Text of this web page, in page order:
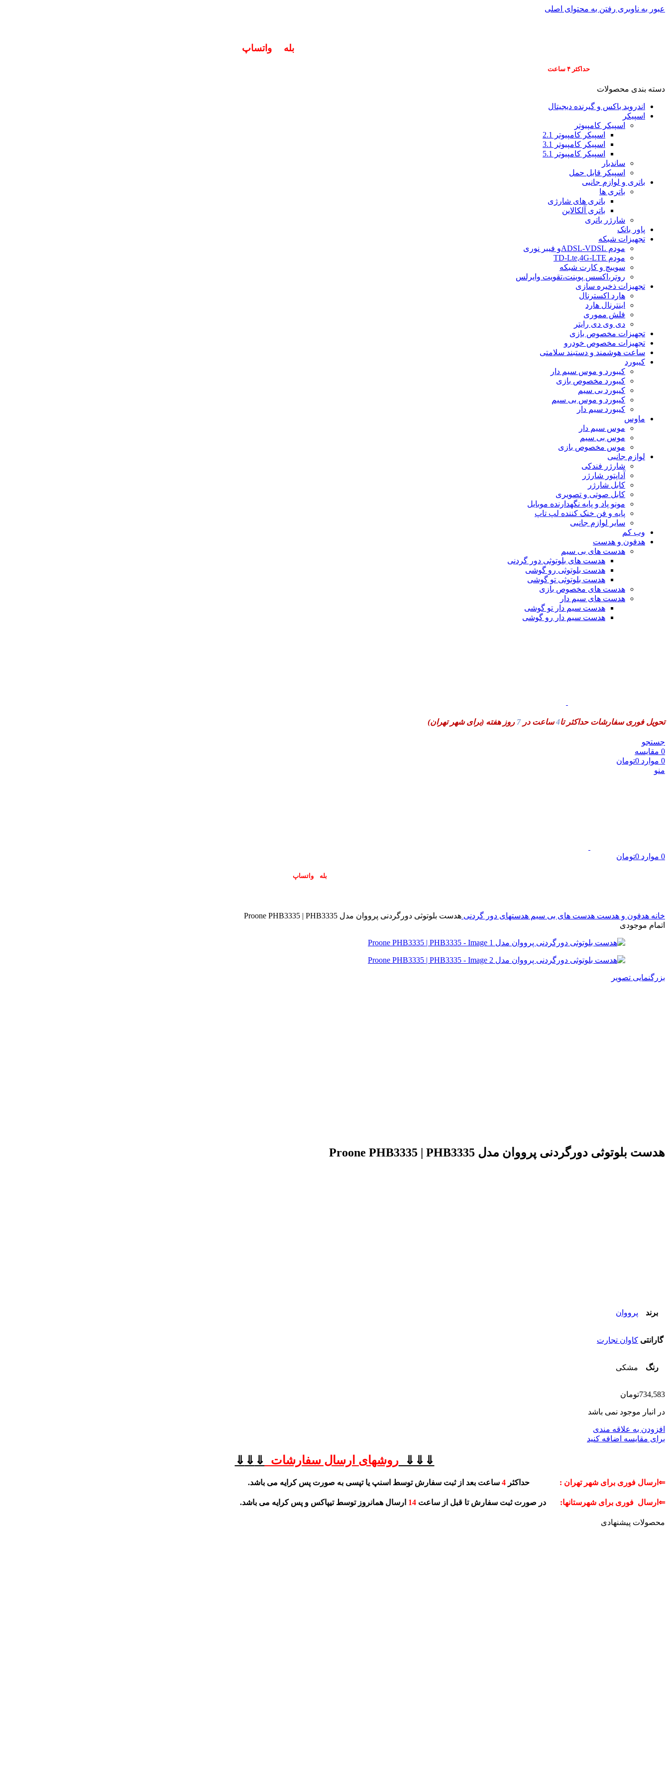
عبور به ناوبری رفتن به محتوای اصلی
بله واتساپ
حداکثر ۴ ساعت
دسته بندی محصولات
اندروید باکس و گیرنده دیجیتال
اسپیکر
اسپیکر کامپیوتر
اسپیکر کامپیوتر 2.1
اسپیکر کامپیوتر 3.1
اسپیکر کامپیوتر 5.1
ساندبار
اسپیکر قابل حمل
باتری و لوازم جانبی
باتری ها
باتری های شارژی
باتری آلکالاین
شارژر باتری
پاور بانک
تجهیزات شبکه
مودم ADSL-VDSLو فیبر نوری
مودم TD-Lte,4G-LTE
سوییچ و کارت شبکه
روتر،اکسس پوینت،تقویت وایرلس
تجهیزات ذخیره سازی
هارد اکسترنال
اینترنال هارد
فلش مموری
دی وی دی رایتر
تجهیزات مخصوص بازی
تجهیزات مخصوص خودرو
ساعت هوشمند و دستبند سلامتی
کیبورد
کیبورد و موس سیم دار
کیبورد مخصوص بازی
کیبورد بی سیم
کیبورد و موس بی سیم
کیبورد سیم دار
ماوس
موس سیم دار
موس بی سیم
موس مخصوص بازی
لوازم جانبی
شارژر فندکی
آداپتور شارژر
کابل شارژر
کابل صوتی و تصویری
مونو پاد و پایه نگهدارنده موبایل
پایه و فن خنک کننده لپ تاپ
سایر لوازم جانبی
وب کم
هدفون و هدست
هدست های بی سیم
هدست های بلوتوثی دور گردنی
هدست بلوتوثی رو گوشی
هدست بلوتوثی تو گوشی
هدست های مخصوص بازی
هدست های سیم دار
هدست سیم دار تو گوشی
هدست سیم دار رو گوشی
تحویل فوری سفارشات حداکثر تا4ساعت در7 روز هفته (برای شهر تهران)
جستجو
0 مقایسه
0 موارد 0تومان
منو
0 موارد 0تومان
بله واتساپ
خانه هدفون و هدست هدست های بی سیم هدستهای دور گردنی هدست بلوتوثی دورگردنی پرووان مدل Proone PHB3335 | PHB3335
اتمام موجودی
بزرگنمایی تصویر
هدست بلوتوثی دورگردنی پرووان مدل Proone PHB3335 | PHB3335
برند پرووان
گارانتی کاوان تجارت
رنگ مشکی
734,583تومان
در انبار موجود نمی باشد
افزودن به علاقه مندی
برای مقایسه اضافه کنید
⇓⇓⇓روشهای ارسال سفارشات ⇓
⇓
⇓
⇐ارسال فوری برای شهر تهران : حداکثر 4 ساعت بعد از ثبت سفارش توسط اسنپ یا تپسی به صورت پس کرایه می باشد.
⇐ارسال فوری برای شهرستانها: در صورت ثبت سفارش تا قبل از ساعت 14 ارسال همانروز توسط تیپاکس و پس کرایه می باشد.
محصولات پیشنهادی